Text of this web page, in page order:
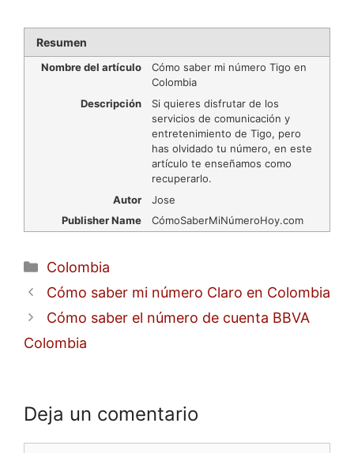
Resumen
Nombre del artículo
Cómo saber mi número Tigo en
Colombia
Descripción
Si quieres disfrutar de los
servicios de comunicación y
entretenimiento de Tigo, pero
has olvidado tu número, en este
artículo te enseñamos como
recuperarlo.
Autor
Jose
Publisher Name
CómoSaberMiNúmeroHoy.com
Categorías
Colombia
Cómo saber mi número Claro en Colombia
Cómo saber el número de cuenta BBVA
Colombia
Deja un comentario